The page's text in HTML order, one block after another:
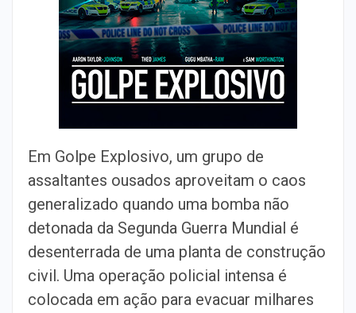
Em Golpe Explosivo, um grupo de
assaltantes ousados aproveitam o caos
generalizado quando uma bomba não
detonada da Segunda Guerra Mundial é
desenterrada de uma planta de construção
civil. Uma operação policial intensa é
colocada em ação para evacuar milhares